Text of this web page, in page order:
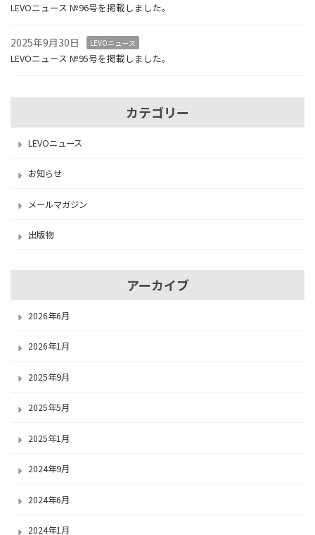
LEVOニュース №96号を掲載しました。
2025年9月30日 LEVOニュース
LEVOニュース №95号を掲載しました。
カテゴリー
LEVOニュース
お知らせ
メールマガジン
出版物
アーカイブ
2026年6月
2026年1月
2025年9月
2025年5月
2025年1月
2024年9月
2024年6月
2024年1月